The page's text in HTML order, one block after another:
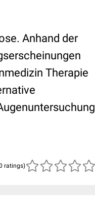
Anhand der
Therapie
ratings)